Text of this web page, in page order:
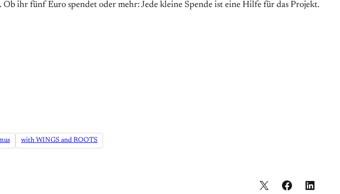
ihr fünf Euro spendet oder mehr: Jede kleine Spende ist eine Hilfe für das Projekt.
with WINGS and ROOTS